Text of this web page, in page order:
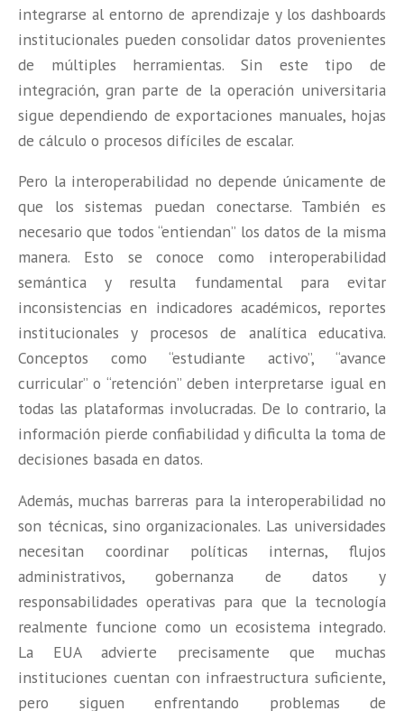
integrarse al entorno de aprendizaje y los dashboards
institucionales pueden consolidar datos provenientes
de múltiples herramientas. Sin este tipo de
integración, gran parte de la operación universitaria
sigue dependiendo de exportaciones manuales, hojas
de cálculo o procesos difíciles de escalar.
Pero la interoperabilidad no depende únicamente de
que los sistemas puedan conectarse. También es
necesario que todos “entiendan” los datos de la misma
manera. Esto se conoce como interoperabilidad
semántica y resulta fundamental para evitar
inconsistencias en indicadores académicos, reportes
institucionales y procesos de analítica educativa.
Conceptos como “estudiante activo”, “avance
curricular” o “retención” deben interpretarse igual en
todas las plataformas involucradas. De lo contrario, la
información pierde confiabilidad y dificulta la toma de
decisiones basada en datos.
Además, muchas barreras para la interoperabilidad no
son técnicas, sino organizacionales. Las universidades
necesitan coordinar políticas internas, flujos
administrativos, gobernanza de datos y
responsabilidades operativas para que la tecnología
realmente funcione como un ecosistema integrado.
La EUA advierte precisamente que muchas
instituciones cuentan con infraestructura suficiente,
pero siguen enfrentando problemas de